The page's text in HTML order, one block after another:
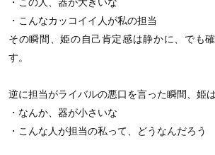
・こんなカッコイイ人が私の担当
その瞬間、姫の自己肯定感は静かに、でも
す。
逆に担当がライバルの悪口を言った瞬間、姫
・なんか、器が小さいな
・こんな人が担当の私って、どうなんだろう